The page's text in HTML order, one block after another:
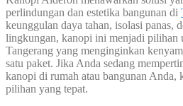
perlindungan dan estetika bangunan di
keunggulan daya tahan, isolasi panas,
lingkungan, kanopi ini menjadi pilihan
Tangerang yang menginginkan
satu paket. Jika Anda sedang
kanopi di rumah atau bangunan Anda,
pilihan yang tepat.